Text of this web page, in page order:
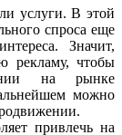
услуги. В этой
спроса еще
Значит,
рекламу, чтобы
на рынке
можно
привлечь на